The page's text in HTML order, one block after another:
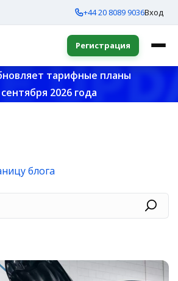
+44 20 8089 9036Вход
Регистрация
тарифные планы
сентября 2026 года
блога